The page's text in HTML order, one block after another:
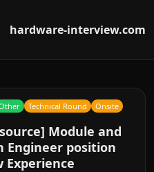
hardware-interview.com
Technical Round Onsite
Module and
Engineer position